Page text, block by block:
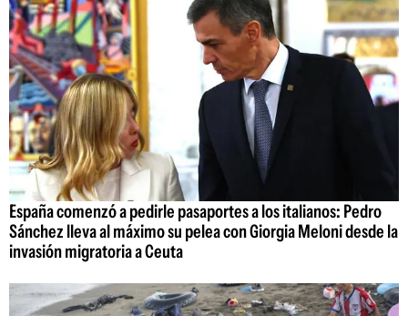
España comenzó a pedirle pasaportes a los italianos: Pedro
Sánchez lleva al máximo su pelea con Giorgia Meloni desde la
invasión migratoria a Ceuta